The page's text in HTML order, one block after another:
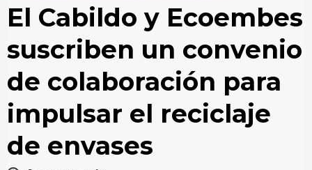
El Cabildo y Ecoembes
suscriben un convenio
de colaboración para
impulsar el reciclaje
de envases